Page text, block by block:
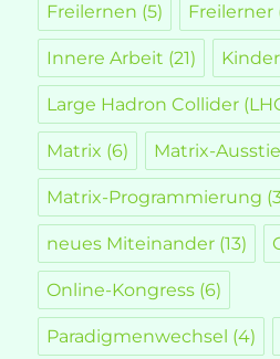
Freilernen (5) Freilerner
Innere Arbeit (21) Kinder
Large Hadron Collider
Matrix (6) Matrix-
Matrix-Programmierung
neues Miteinander (13)
Online-Kongress (6)
Paradigmenwechsel (4)